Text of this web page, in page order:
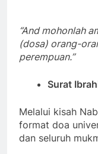
“And mohonlah
(dosa) orang-
perempuan.”
Surat
Melalui kisah
format doa
dan seluruh